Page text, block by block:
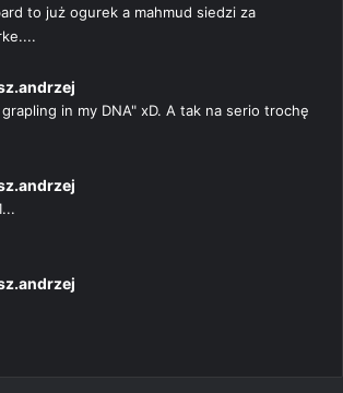
to już ogurek a mahmud siedzi za
grapling in my DNA" xD. A tak na serio trochę